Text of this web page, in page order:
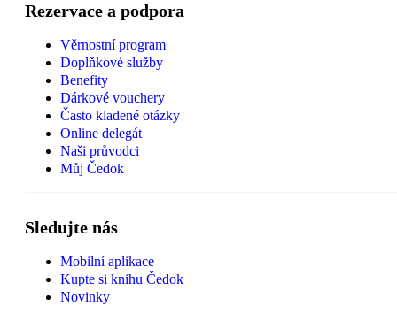
Rezervace a podpora
Věrnostní program
Doplňkové služby
Benefity
Dárkové vouchery
Často kladené otázky
Online delegát
Naši průvodci
Můj Čedok
Sledujte nás
Mobilní aplikace
Kupte si knihu Čedok
Novinky